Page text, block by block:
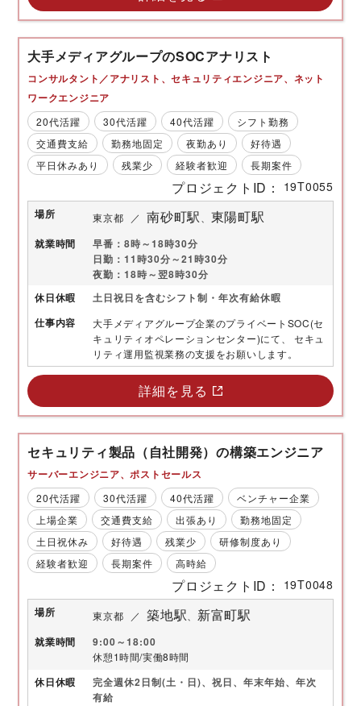
大手メディアグループのSOCアナリスト
コンサルタント／アナリスト セキュリティエンジニア
ネット
ワークエンジニア
20代活躍 30代活躍 40代活躍
シフト勤務
交通費支給
勤務地固定 夜勤あり
好待遇
平日休みあり
残業少 経験者歓迎 長期案件
プロジェクトID 19T0055
場所 東京都 南砂町駅 東陽町駅
就業時間
早番：8時～18時30分
日勤：11時30分～21時30分
夜勤：18時～翌8時30分
休日休暇
土日祝日を含むシフト制・年次有給休暇
仕事内容
大手メディアグループ企業のプライベートSOC(セ
キュリティオペレーションセンター)にて、 セキュ
リティ運用監視業務の支援をお願いします。
詳細を見る
セキュリティ製品（自社開発）の構築エンジニア
サーバーエンジニア ポストセールス
20代活躍 30代活躍 40代活躍
ベンチャー企業
上場企業
交通費支給 出張あり
勤務地固定
土日祝休み
好待遇 残業少
研修制度あり
経験者歓迎
長期案件 高時給
プロジェクトID 19T0048
場所 東京都 築地駅 新富町駅
就業時間 9:00～18:00
休憩1時間/実働8時間
休日休暇
完全週休2日制(土・日)、祝日、年末年始、年次
有給